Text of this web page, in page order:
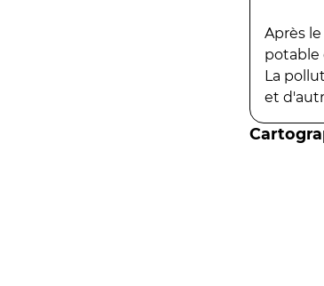
Après
potable
La
et